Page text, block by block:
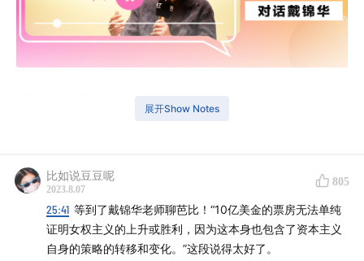
播客分为三部分，第一部分，我们与她聊了聊暑期大热的
好莱坞电影《芭比》。戴老师认为，这是一部“后女性主
义”时代的作品，它极富创新地将父权制作为批判对象，同
展开Show Notes
比如说豆豆呢
2023.8.07
805
25:41 等到了戴锦华老师聊芭比！“10亿美金的票房无法单纯
证明女权主义的上升或胜利，因为这本身也包含了资本主义
自身的策略的转移和变化。”这段说得太好了。